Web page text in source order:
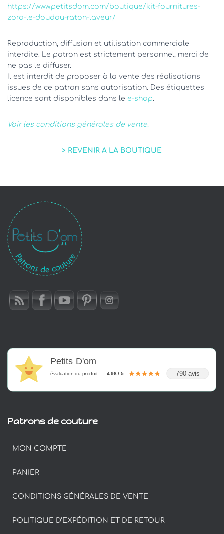
https://www.petitsdom.com/boutique/kit-fournitures-
zoro-le-doudou-raton-laveur/
Reproduction, diffusion et utilisation commerciale
interdite. Le patron est strictement personnel, merci de
ne pas le diffuser.
Il est interdit de proposer à la vente des réalisations
issues de ce patron sans autorisation. Des étiquettes
licence sont disponibles dans le e-shop
Voir les conditions générales de vente.
> REVENIR A LA BOUTIQUE
Petits D'om
évaluation du produit 4.96 / 5 790 avis
Patrons de couture
MON COMPTE
PANIER
CONDITIONS GÉNÉRALES DE VENTE
POLITIQUE D’EXPÉDITION ET DE RETOUR